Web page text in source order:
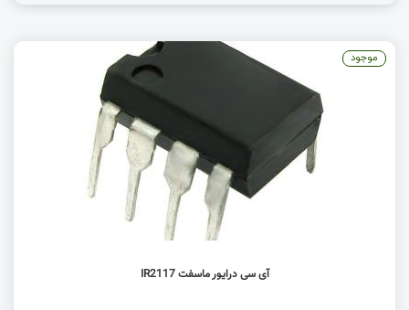
آی سی درایور ماسفت IR2117
موجود